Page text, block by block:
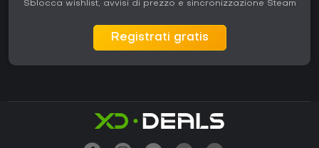
Sblocca wishlist, avvisi di prezzo e sincronizzazione Steam
Registrati gratis